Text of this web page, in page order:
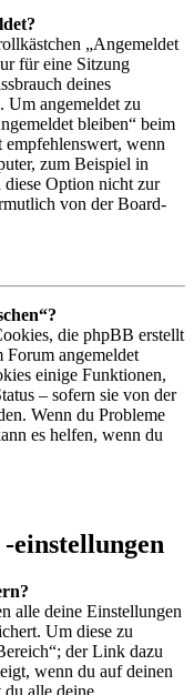
„Angemeldet
für eine Sitzung
deines
Um angemeldet zu
bleiben“ beim
wenn
zum Beispiel in
diese Option nicht zur
von der Board-
die phpBB erstellt
Forum angemeldet
einige Funktionen,
– sofern sie von der
Wenn du Probleme
es helfen, wenn du
einstellungen
alle deine Einstellungen
Um diese zu
der Link dazu
wenn du auf deinen
alle deine